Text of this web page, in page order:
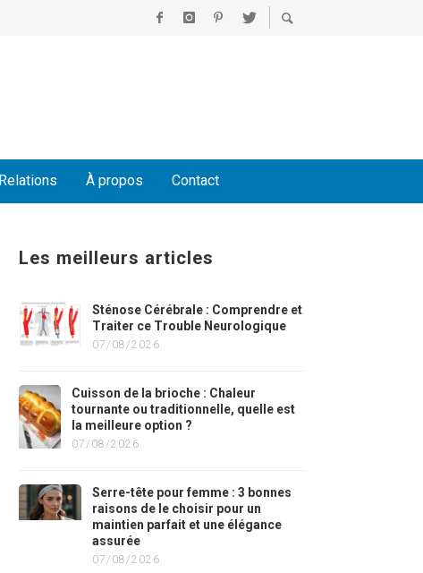
Relations À propos Contact
Les meilleurs articles
Sténose Cérébrale : Comprendre et
Traiter ce Trouble Neurologique
07/08/2026
Cuisson de la brioche : Chaleur
tournante ou traditionnelle, quelle est
la meilleure option ?
07/08/2026
Serre-tête pour femme : 3 bonnes
raisons de le choisir pour un
maintien parfait et une élégance
assurée
07/08/2026